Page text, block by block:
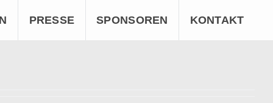
PRESSE SPONSOREN KONTAKT